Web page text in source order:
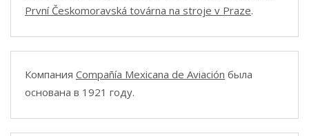
První Českomoravská továrna na stroje v Praze.
Компания Compañía Mexicana de Aviación была
основана в 1921 году.